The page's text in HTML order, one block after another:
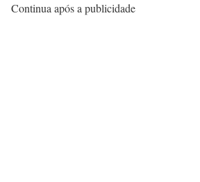
Continua após a publicidade